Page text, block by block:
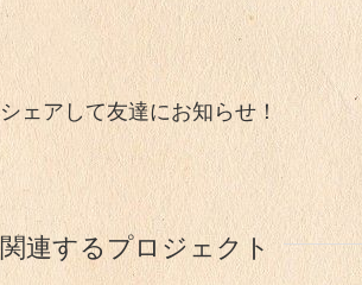
シェアして友達にお知らせ！
関連するプロジェクト